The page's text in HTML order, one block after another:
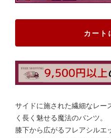
カート
サイドに施された繊細なレー
く長く魅せる魔法のパンツ。
膝下から広がるフレアシルエ